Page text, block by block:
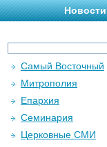
Новости
Самый Восточный
Митрополия
Епархия
Семинария
Церковные СМИ